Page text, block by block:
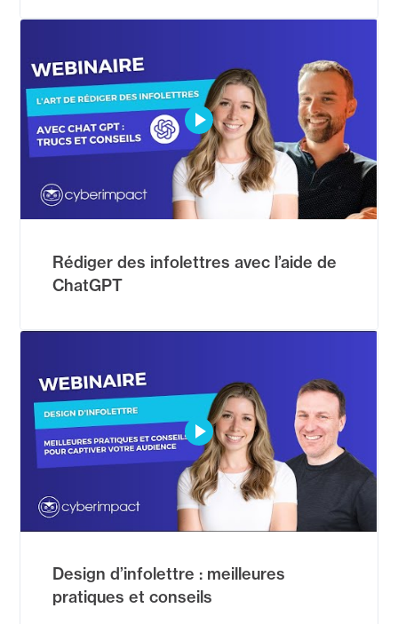
Rédiger des infolettres avec l’aide de
ChatGPT
Design d’infolettre : meilleures
pratiques et conseils